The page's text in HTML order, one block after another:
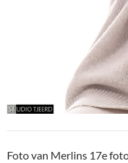
Foto van Merlins 17e